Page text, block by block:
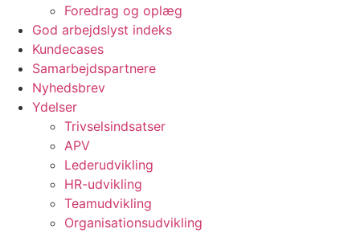
Foredrag og oplæg
God arbejdslyst indeks
Kundecases
Samarbejdspartnere
Nyhedsbrev
Ydelser
Trivselsindsatser
APV
Lederudvikling
HR-udvikling
Teamudvikling
Organisationsudvikling